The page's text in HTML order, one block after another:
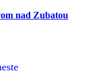
nad Zubatou